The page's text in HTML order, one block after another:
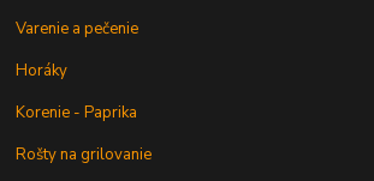
Varenie a pečenie
Horáky
Korenie - Paprika
Rošty na grilovanie